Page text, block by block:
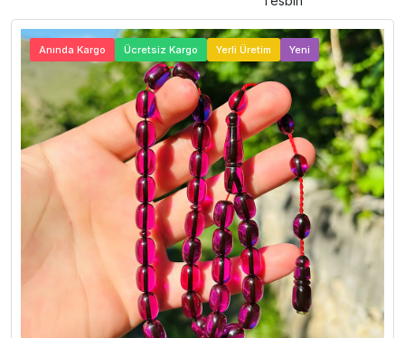
Anında Kargo Ücretsiz Kargo Yerli Üretim Yeni